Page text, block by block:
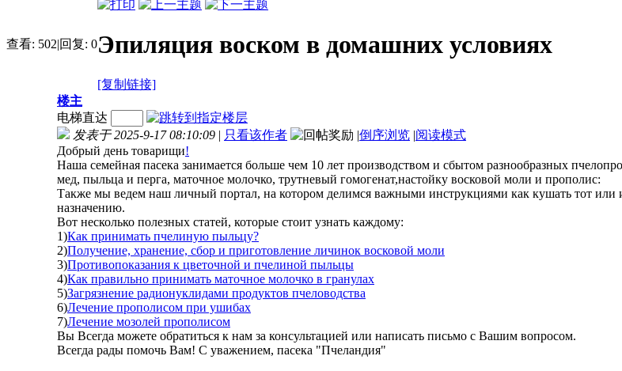
查看: 502|回复: 0Эпиляция воском в домашних условиях
[复制链接]
楼主
电梯直达
发表于 2025-9-17 08:10:09 | 只看该作者 |倒序浏览 |阅读模式
Добрый день товарищи!
Наша семейная пасека занимается больше чем 10 лет производством и сбытом разнообразных
мед, пыльца и перга, маточное молочко, трутневый гомогенат,настойку восковой моли и прополис:
Также мы ведем наш личный портал, на котором делимся важными инструкциями как кушать тот
назначению.
Вот несколько полезных статей, которые стоит узнать каждому:
1)Как принимать пчелиную пыльцу?
2)Получение, хранение, сбор и приготовление личинок восковой моли
3)Противопоказания к цветочной и пчелиной пыльцы
4)Как правильно принимать маточное молочко в гранулах
5)Загрязнение радионуклидами продуктов пчеловодства
6)Лечение прополисом при ушибах
7)Лечение мозолей прополисом
Вы Всегда можете обратиться к нам за консультацией или написать письмо с Вашим вопросом.
Всегда рады помочь Вам! С уважением, пасека "Пчеландия"